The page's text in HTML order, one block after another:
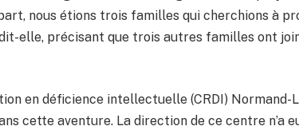
nous étions trois familles qui cherchions à
elle, précisant que trois autres familles ont
en déficience intellectuelle (CRDI) Normand-
cette aventure. La direction de ce centre n’a